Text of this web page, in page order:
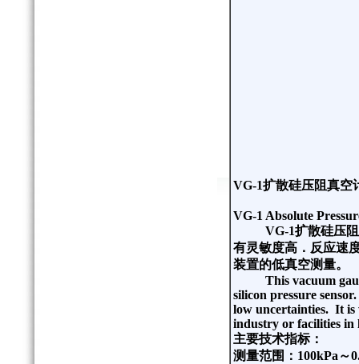
VG-1扩散硅压阻真空
VG-1 Absolute
VG-1扩散硅压
有灵敏度高．反应速
装置的低真空测量。
This vacuum
silicon pressure
low uncertainties. It is
industry or facilities in
主要技术指标：
测量范围： 100kPa ～